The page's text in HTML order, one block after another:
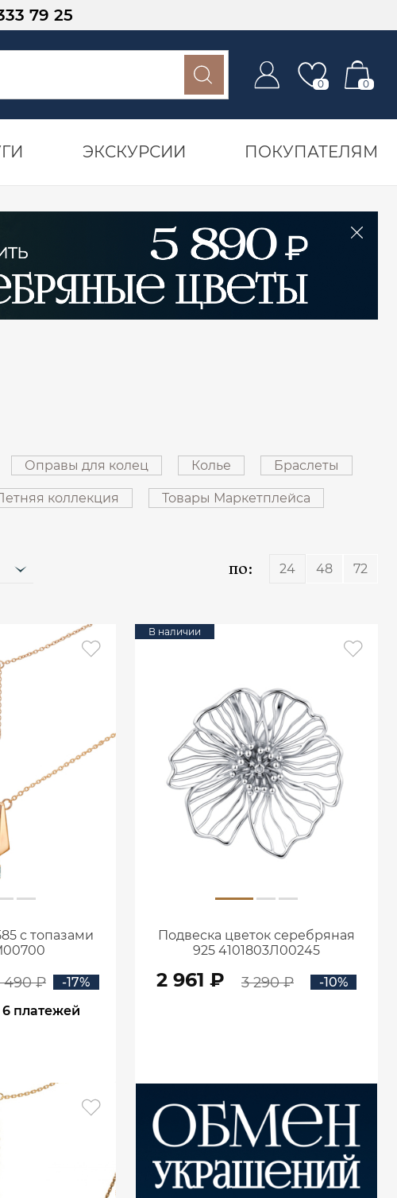
79 25
0 0
ЭКСКУРСИИ ПОКУПАТЕЛЯМ
Оправы для колец Колье Браслеты
коллекция Товары Маркетплейса
по: 24 48 72
с топазами
490 ₽
-17%
платежей
В наличии
Подвеска цветок серебряная
925 4101803Л00245
2 961 ₽ 3 290 ₽ -10%